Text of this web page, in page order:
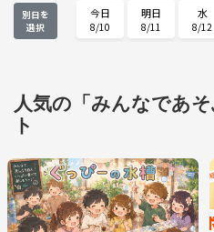
別日を
選択
今日
8/10
明日
8/11
水
8/12
土
8/22
日
8/23
月
8/24
木
9/3
金
9/4
土
9/5
人気の「みんなであ
ト